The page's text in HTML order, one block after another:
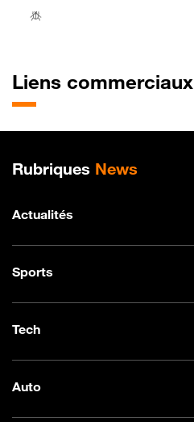
Liens commerciaux
Plan de site
Rubriques News
Actualités
Sports
Tech
Auto